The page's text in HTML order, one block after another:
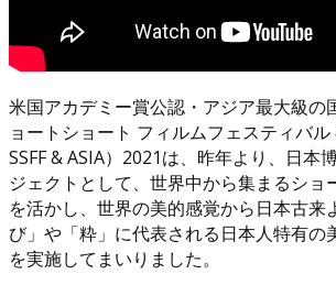
米国アカデミー賞公認・アジア最大級の
ョートショート フィルムフェスティバル
SSFF & ASIA）2021は、昨年より、日本
ジェクトとして、世界中から集まるショ
を活かし、世界の美的感覚から日本古来
び」や「粋」に代表される日本人特有の
を実施してまいりました。